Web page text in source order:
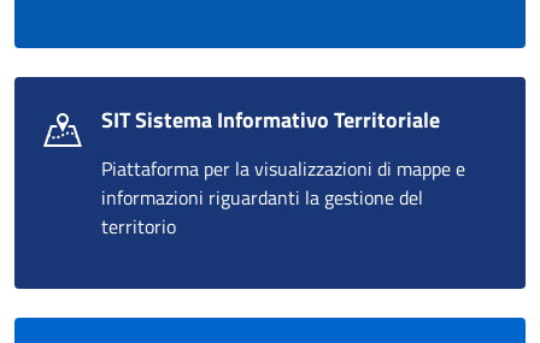
SIT Sistema Informativo Territoriale
Piattaforma per la visualizzazioni di mappe e
informazioni riguardanti la gestione del
territorio